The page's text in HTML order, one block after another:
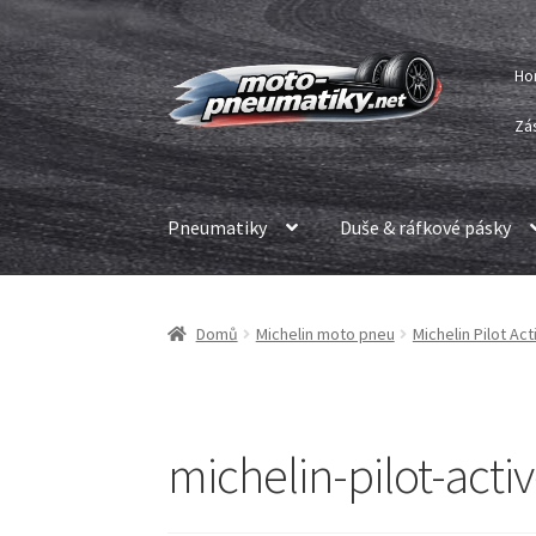
Přeskočit
na
navigaci
Přejít
k
obsahu
webu
Pneumatiky Duše & ráfkové pásky
Domů Michelin moto pneu Michelin Pilot
michelin-pilot-